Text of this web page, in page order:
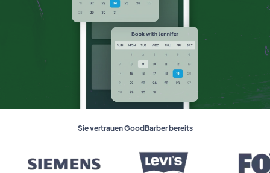
Sie vertrauen GoodBarber bereits